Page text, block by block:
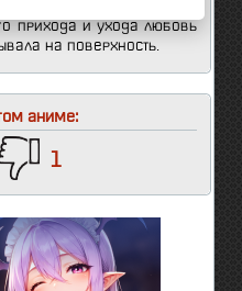
прихода и ухода любовь
на поверхность.
аниме:
1